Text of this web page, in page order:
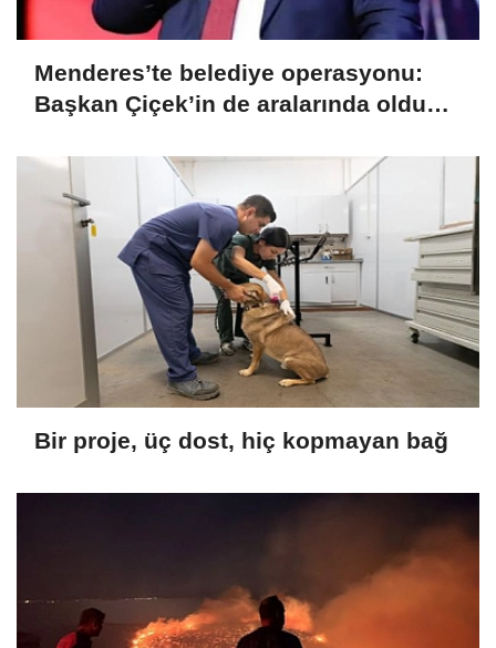
Menderes’te belediye operasyonu:
Başkan Çiçek’in de aralarında olduğu
Bir proje, üç dost, hiç kopmayan bağ